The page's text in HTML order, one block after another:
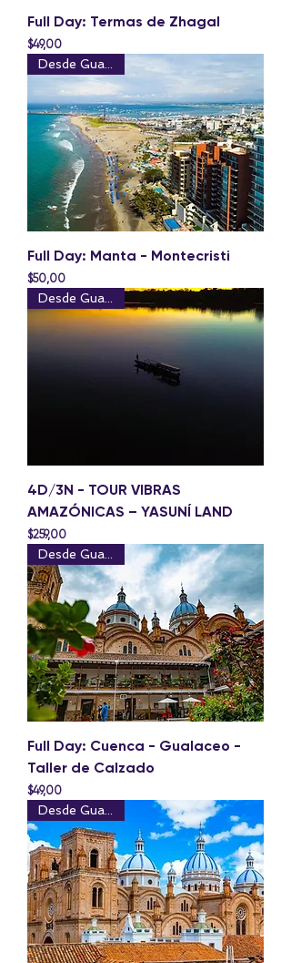
Full Day: Termas de Zhagal
Precio
$49,00
Full Day: Manta - Montecristi
Precio
$50,00
4D/3N - TOUR VIBRAS
AMAZÓNICAS – YASUNÍ LAND
Precio
$259,00
Full Day: Cuenca - Gualaceo -
Taller de Calzado
Precio
$49,00